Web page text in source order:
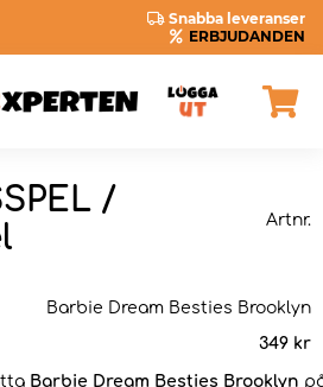
Snabba leveranser
ERBJUDANDEN
/
Artnr.
Barbie Dream Besties Brooklyn
349 kr
Barbie Dream Besties Brooklyn